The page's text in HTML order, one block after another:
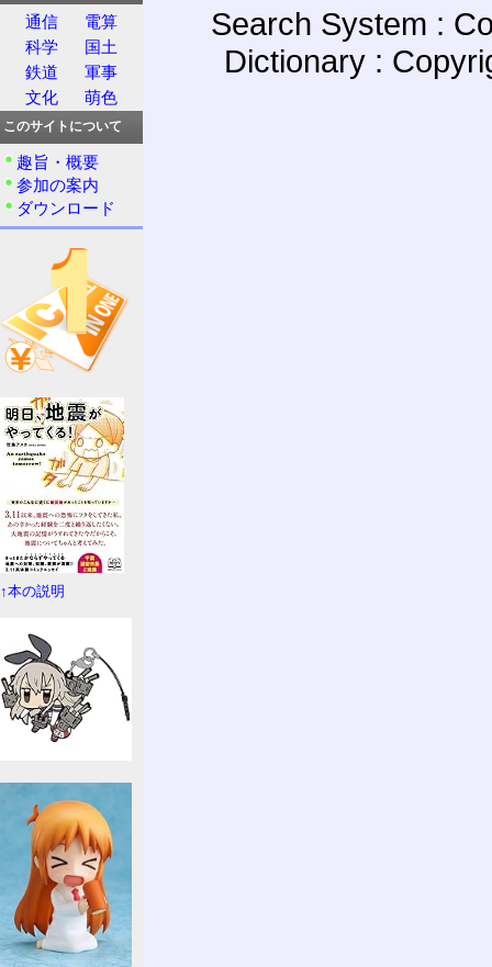
Search System :
Dictionary :
通信
電算
科学
国土
鉄道
軍事
文化
萌色
このサイトについて
趣旨・概要
参加の案内
ダウンロード
↑本の説明